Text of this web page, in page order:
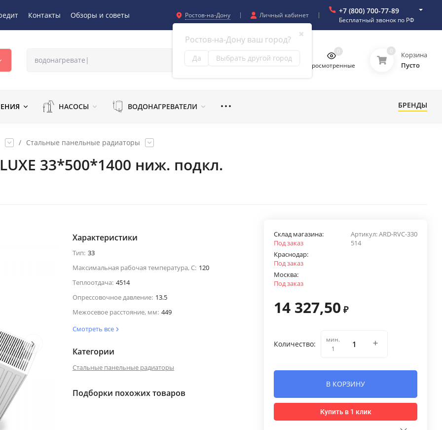
Контакты Обзоры и советы Ростов-на-Дону
✖
Ростов-на-Дону ваш город?
Да Выбрать другой город
Личный кабинет +7 (800) 700-77-89
Бесплатный звонок по РФ
Просмотренные
0 0
Корзина
Пусто
НАСОСЫ ВОДОНАГРЕВАТЕЛИ БРЕНДЫ
/ Стальные панельные радиаторы
33*500*1400 ниж. подкл.
›
Характеристики
Тип: 33
Максимальная рабочая температура, С: 120
Теплоотдача: 4514
Опрессовочное давление: 13.5
Межосевое расстояние, мм: 449
Смотреть все
Категории
Стальные панельные радиаторы
Подборки похожих товаров
Артикул:ARD-RVC-330
514
Склад магазина:
Под заказ
Краснодар:
Под заказ
Москва:
Под заказ
14 327,50 ₽
Количество:
мин.
1
В КОРЗИНУ
Купить в 1 клик